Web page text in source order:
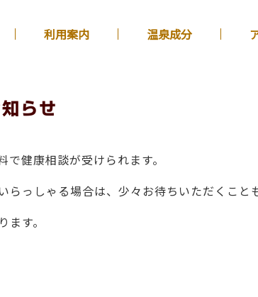
利用案内 温泉成分
らせ
健康相談が受けられます。
らっしゃる場合は、少々お待ちいただくこと
す。